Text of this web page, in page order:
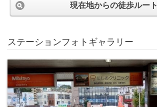
現在地からの徒歩ルート
ステーションフォトギャラリー